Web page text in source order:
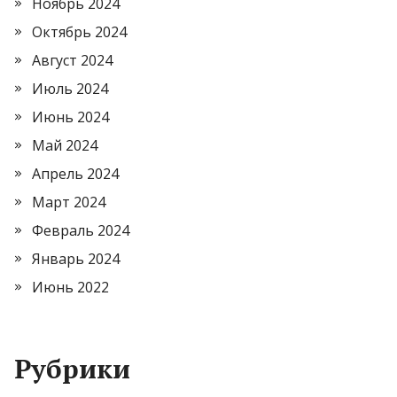
Октябрь 2024
Август 2024
Июль 2024
Июнь 2024
Май 2024
Апрель 2024
Март 2024
Февраль 2024
Январь 2024
Июнь 2022
Рубрики